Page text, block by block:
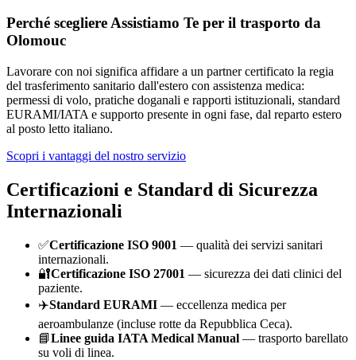
Perché scegliere Assistiamo Te per il trasporto da
Olomouc
Lavorare con noi significa affidare a un partner certificato la regia
del trasferimento sanitario dall'estero con assistenza medica:
permessi di volo, pratiche doganali e rapporti istituzionali, standard
EURAMI/IATA e supporto presente in ogni fase, dal reparto estero
al posto letto italiano.
Scopri i vantaggi del nostro servizio
Certificazioni e Standard di Sicurezza
Internazionali
✅Certificazione ISO 9001 — qualità dei servizi sanitari
internazionali.
🔐Certificazione ISO 27001 — sicurezza dei dati clinici del
paziente.
✈️Standard EURAMI — eccellenza medica per
aeroambulanze (incluse rotte da Repubblica Ceca).
📘Linee guida IATA Medical Manual — trasporto barellato
su voli di linea.